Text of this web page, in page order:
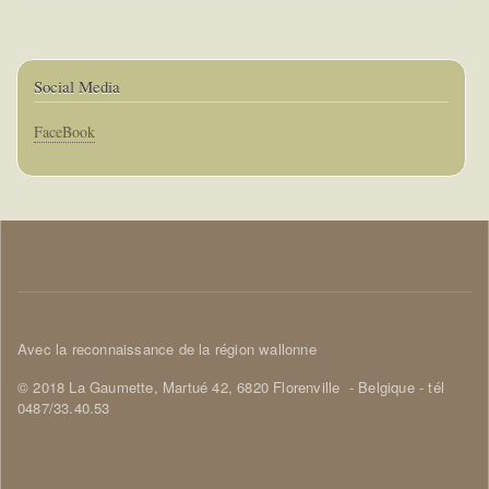
Social Media
Corps
FaceBook
Corps
Avec la reconnaissance de la région wallonne
© 2018 La Gaumette, Martué 42, 6820 Florenville - Belgique - tél
0487/33.40.53